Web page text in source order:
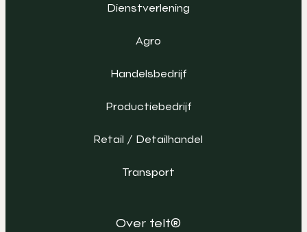
Dienstverlening
Agro
Handelsbedrijf
Productiebedrijf
Retail / Detailhandel
Transport
Over telt®